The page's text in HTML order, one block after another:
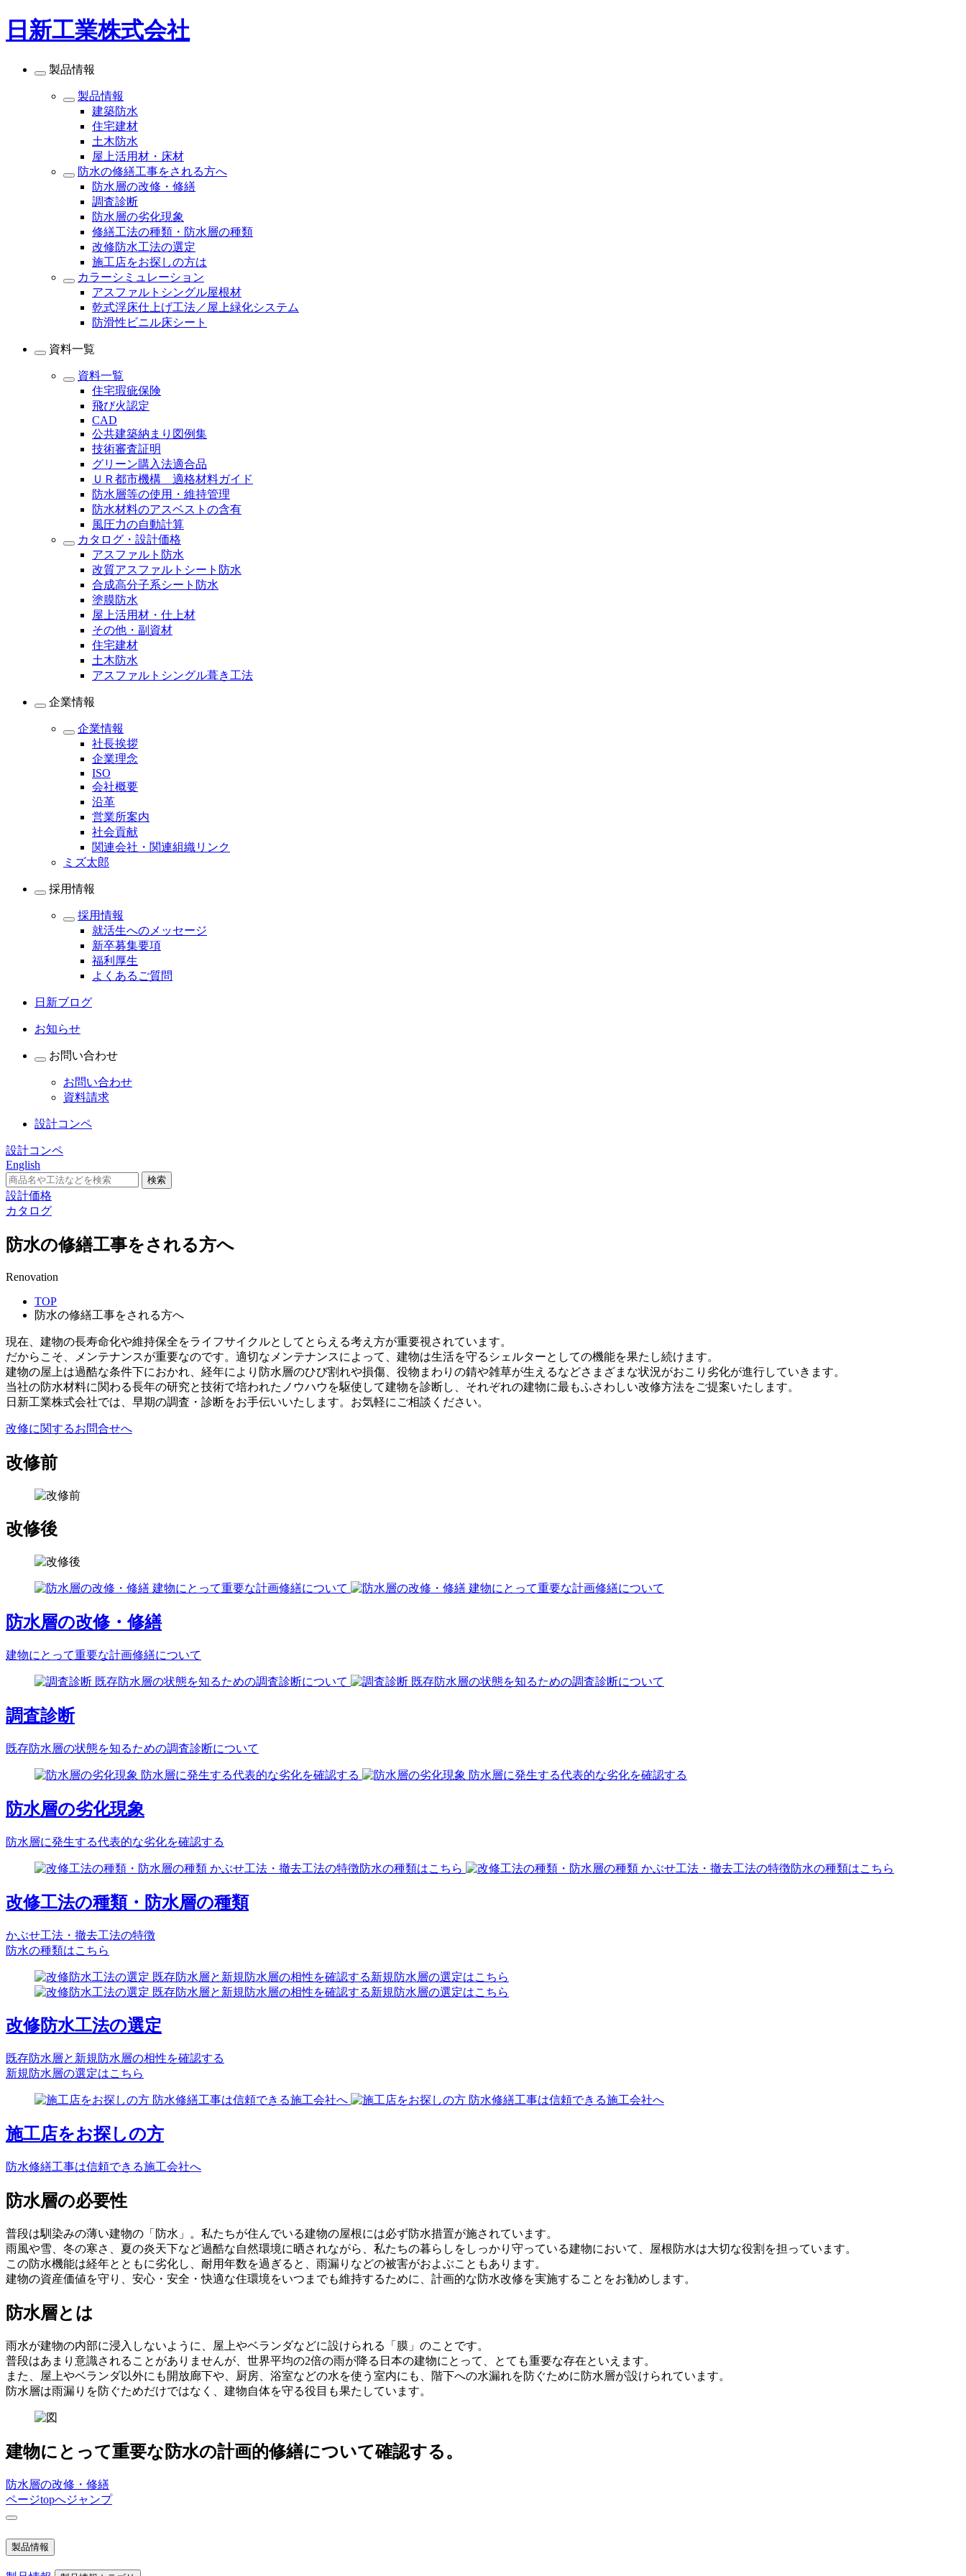
日新工業株式会社
製品情報
製品情報
建築防水
住宅建材
土木防水
屋上活用材・床材
防水の修繕工事をされる方へ
防水層の改修・修繕
調査診断
防水層の劣化現象
修繕工法の種類・防水層の種類
改修防水工法の選定
施工店をお探しの方は
カラーシミュレーション
アスファルトシングル屋根材
乾式浮床仕上げ工法／屋上緑化システム
防滑性ビニル床シート
資料一覧
資料一覧
住宅瑕疵保険
飛び火認定
CAD
公共建築納まり図例集
技術審査証明
グリーン購入法適合品
ＵＲ都市機構 適格材料ガイド
防水層等の使用・維持管理
防水材料のアスベストの含有
風圧力の自動計算
カタログ・設計価格
アスファルト防水
改質アスファルトシート防水
合成高分子系シート防水
塗膜防水
屋上活用材・仕上材
その他・副資材
住宅建材
土木防水
アスファルトシングル葺き工法
企業情報
企業情報
社長挨拶
企業理念
ISO
会社概要
沿革
営業所案内
社会貢献
関連会社・関連組織リンク
ミズ太郎
採用情報
採用情報
就活生へのメッセージ
新卒募集要項
福利厚生
よくあるご質問
日新ブログ
お知らせ
お問い合わせ
お問い合わせ
資料請求
設計コンペ
設計コンペ
English
設計価格
カタログ
防水の修繕工事をされる方へ
Renovation
TOP
防水の修繕工事をされる方へ
現在、建物の長寿命化や維持保全をライフサイクルとしてとらえる考え方が重要視されています。
だからこそ、メンテナンスが重要なのです。適切なメンテナンスによって、建物は生活を守るシェルターとしての機能を果たし続けます。
建物の屋上は過酷な条件下におかれ、経年により防水層のひび割れや損傷、役物まわりの錆や雑草が生えるなどさまざまな状況がおこり劣化が進行していきます。
当社の防水材料に関わる長年の研究と技術で培われたノウハウを駆使して建物を診断し、それぞれの建物に最もふさわしい改修方法をご提案いたします。
日新工業株式会社では、早期の調査・診断をお手伝いいたします。お気軽にご相談ください。
改修に関するお問合せへ
改修前
改修後
防水層の改修・修繕
建物にとって重要な計画修繕について
調査診断
既存防水層の状態を知るための調査診断について
防水層の劣化現象
防水層に発生する代表的な劣化を確認する
改修工法の種類・防水層の種類
かぶせ工法・撤去工法の特徴
防水の種類はこちら
改修防水工法の選定
既存防水層と新規防水層の相性を確認する
新規防水層の選定はこちら
施工店をお探しの方
防水修繕工事は信頼できる施工会社へ
防水層の必要性
普段は馴染みの薄い建物の「防水」。私たちが住んでいる建物の屋根には必ず防水措置が施されています。
雨風や雪、冬の寒さ、夏の炎天下など過酷な自然環境に晒されながら、私たちの暮らしをしっかり守っている建物において、屋根防水は大切な役割を担っています。
この防水機能は経年とともに劣化し、耐用年数を過ぎると、雨漏りなどの被害がおよぶこともあります。
建物の資産価値を守り、安心・安全・快適な住環境をいつまでも維持するために、計画的な防水改修を実施することをお勧めします。
防水層とは
雨水が建物の内部に浸入しないように、屋上やベランダなどに設けられる「膜」のことです。
普段はあまり意識されることがありませんが、世界平均の2倍の雨が降る日本の建物にとって、とても重要な存在といえます。
また、屋上やベランダ以外にも開放廊下や、厨房、浴室などの水を使う室内にも、階下への水漏れを防ぐために防水層が設けられています。
防水層は雨漏りを防ぐためだけではなく、建物自体を守る役目も果たしています。
建物にとって重要な防水の計画的修繕について確認する。
防水層の改修・修繕
ページtopへジャンプ
製品情報